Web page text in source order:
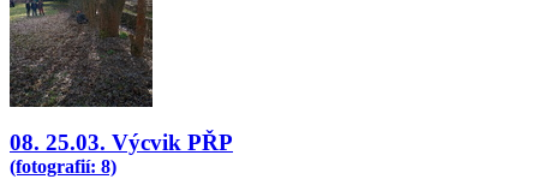
08. 25.03. Výcvik PŘP
(fotografií: 8)